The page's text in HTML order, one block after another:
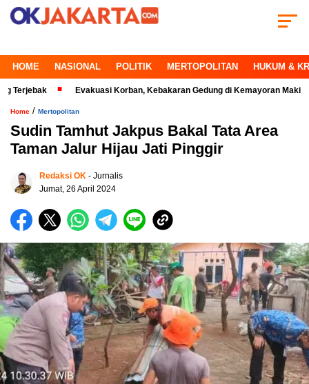
HOME NASIONAL POLITIK MERTOPOLITAN HUKUM &
Evakuasi Korban, Kebakaran Gedung di Kemayoran Makin Kritis
Home / Mertopolitan
Sudin Tamhut Jakpus Bakal Tata Area
Taman Jalur Hijau Jati Pinggir
Redaksi OK - Jurnalis
Jumat, 26 April 2024